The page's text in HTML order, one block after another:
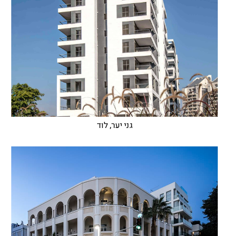
גני יער, לוד